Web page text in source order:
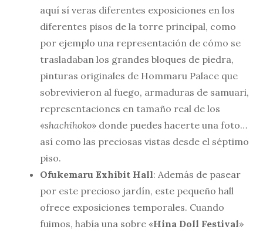
aquí sí veras diferentes exposiciones en los
diferentes pisos de la torre principal, como
por ejemplo una representación de cómo se
trasladaban los grandes bloques de piedra,
pinturas originales de Hommaru Palace que
sobrevivieron al fuego, armaduras de samuari,
representaciones en tamaño real de los
«shachihoko» donde puedes hacerte una foto…
así como las preciosas vistas desde el séptimo
piso.
Ofukemaru Exhibit Hall: Además de pasear
por este precioso jardín, este pequeño hall
ofrece exposiciones temporales. Cuando
fuimos, había una sobre «Hina Doll Festival»